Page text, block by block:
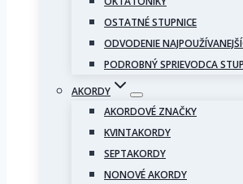
OSTATNÉ STUPNICE
ODVODENIE
PODROBNÝ SPRIEVODCA
AKORDY
AKORDOVÉ ZNAČKY
KVINTAKORDY
SEPTAKORDY
NONOVÉ AKORDY